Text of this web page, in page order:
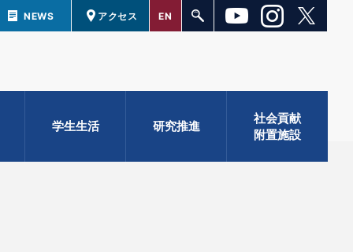
NEWS アクセス EN
学生生活 研究推進
社会貢献
附置施設